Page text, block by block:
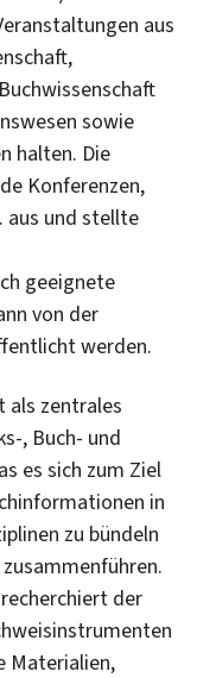
aus
sowie
halten. Die
Konferenzen,
aus und stellte
geeignete
von der
werden.
als zentrales
, Buch- und
es sich zum Ziel
in
zu bündeln
der
Materialien,